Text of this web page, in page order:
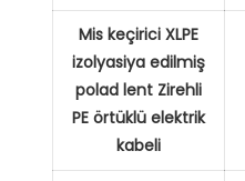
Mis keçirici XLPE
izolyasiya edilmiş
polad lent Zirehli
PE örtüklü elektrik
kabeli